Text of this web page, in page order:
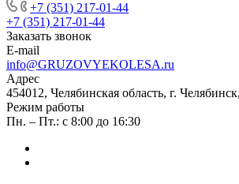
+7 (351) 217-01-44
+7 (351) 217-01-44
Заказать звонок
E-mail
info@GRUZOVYEKOLESA.ru
Адрес
454012, Челябинская область, г.
Режим работы
Пн. – Пт.: с 8:00 до 16:30